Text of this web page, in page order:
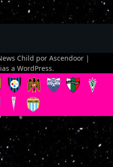
Child por Ascendoor |
a WordPress.
Accelerator
for people and search engines.